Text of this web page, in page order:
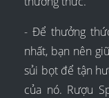
- Để thưởng
nhất, bạn nên
sủi bọt để tận
của nó. Rượu